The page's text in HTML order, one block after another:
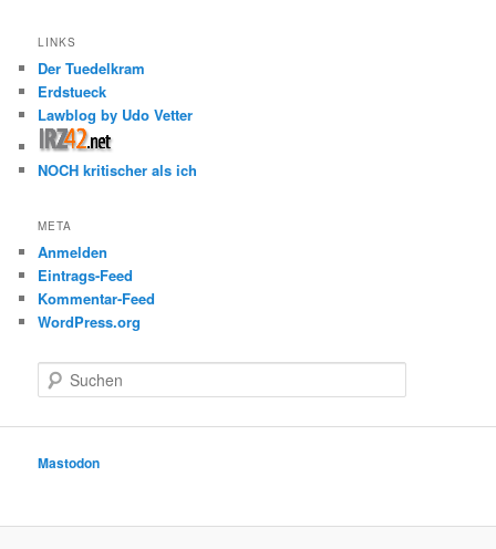
LINKS
Der Tuedelkram
Erdstueck
Lawblog by Udo Vetter
NOCH kritischer als ich
META
Anmelden
Eintrags-Feed
Kommentar-Feed
WordPress.org
u
e
Mastodon